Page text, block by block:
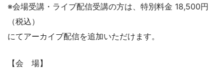
※会場受講・ライブ配信受講の方は、特別料金 18,500円
（税込）
にてアーカイブ配信を追加いただけます。
【会 場】